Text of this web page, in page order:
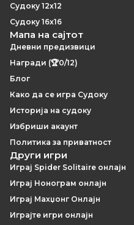
Судоку 12x12
Судоку 16x16
Мапа на сајтот
Дневни предизвици
Награди (🏆0/12)
Блог
Како да се игра Судоку
Историја на судоку
Избриши акаунт
Политика за приватност
Други игри
Играј Spider Solitaire онлајн
Играј Нонограм онлајн
Играј Махџонг Онлајн
Играјте игри онлајн